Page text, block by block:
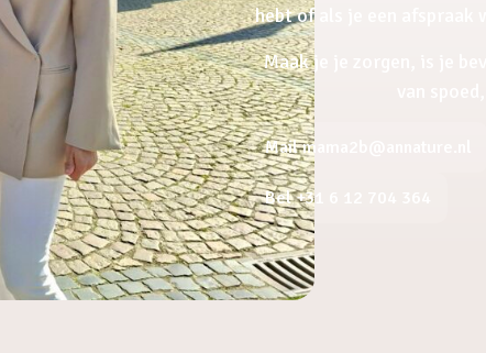
hebt of als je een afspraak
Maak je je zorgen, is je
Mail mama2b@annature.nl
Bel +31 6 12 704 364